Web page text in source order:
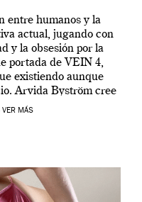
entre humanos y la
actual, jugando con
y la obsesión por la
portada de VEIN 4,
existiendo aunque
Arvida Byström cree
un complejo […]
VER MÁS